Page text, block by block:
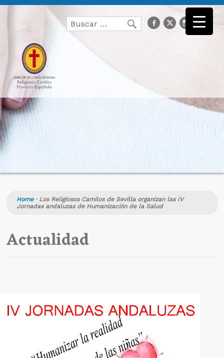
Buscar
por:
Buscarfacebook
Twitter
Home· Los Religiosos Camilos de Sevilla organizan las IV
Jornadas andaluzas de Humanización de la Salud
Actualidad